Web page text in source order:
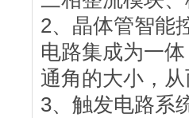
2、晶体管智能
电路集成为一
通角的大小，
3、触发电路系